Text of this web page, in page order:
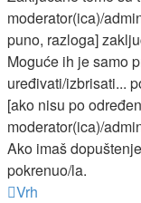
moderator(ica)/
puno, razloga]
Moguće ih je samo
uređivati/izbrisati...
[ako nisu po
moderator(ica)/
Ako imaš
pokrenuo/la.
Vrh